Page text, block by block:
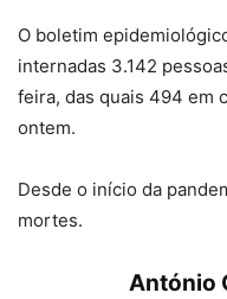
O boletim
internadas 3.142
feira, das quais 494 em
ontem.
Desde o início da
mortes.
António